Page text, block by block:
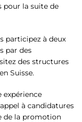
pour la suite de
participez à deux
par des
des structures
Suisse.
expérience
à candidatures
de la promotion